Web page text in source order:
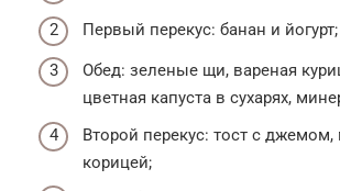
Первый перекус: банан и йогурт;
Обед: зеленые щи, вареная
цветная капуста в сухарях,
Второй перекус: тост с
корицей;